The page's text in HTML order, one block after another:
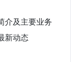
介及主要业务
新动态